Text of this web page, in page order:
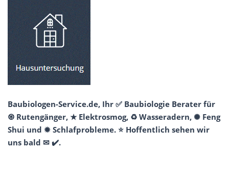
Baubiologen-Service.de, Ihr ✅ Baubiologie Berater für
♼ Rutengänger, ★ Elektrosmog, ♻ Wasseradern, ✺ Feng
Shui und ✹ Schlafprobleme. ⭐ Hoffentlich sehen wir
uns bald ✉ ✔️.